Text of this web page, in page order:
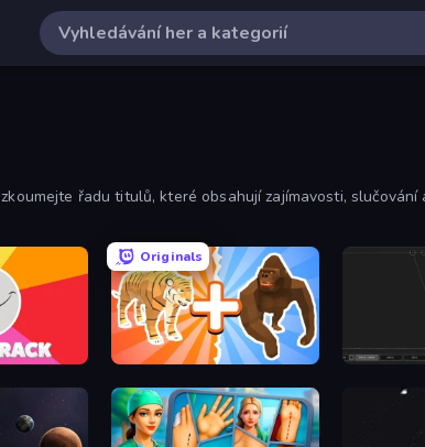
řadu titulů, které obsahují zajímavosti,
Originals
Animal DNA Run Skeleton